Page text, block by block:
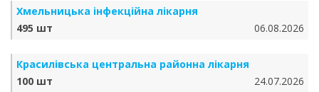
Хмельницька інфекційна лікарня
495 шт
06.08.2026
Красилівська центральна районна лікарня
100 шт
24.07.2026